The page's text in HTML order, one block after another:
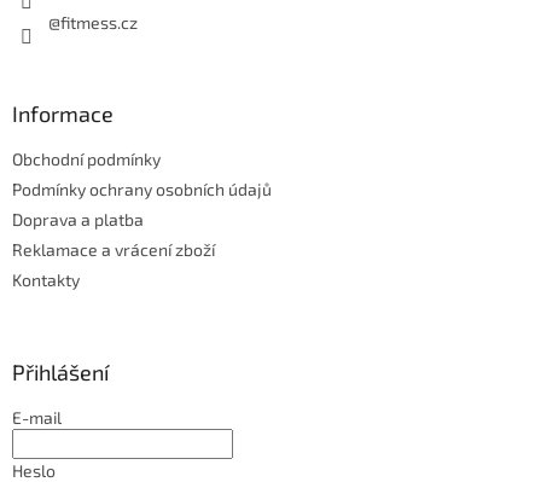
@fitmess.cz
Informace
Obchodní podmínky
Podmínky ochrany osobních údajů
Doprava a platba
Reklamace a vrácení zboží
Kontakty
Přihlášení
E-mail
Heslo